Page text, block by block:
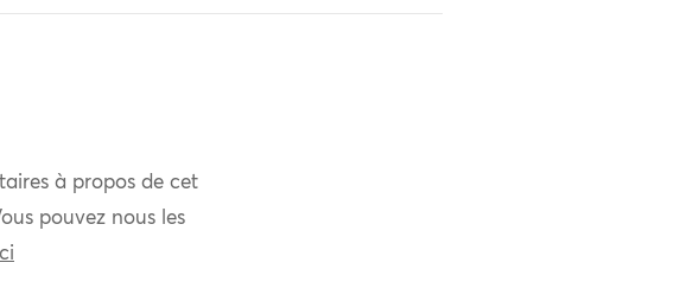
à propos de cet
pouvez nous les